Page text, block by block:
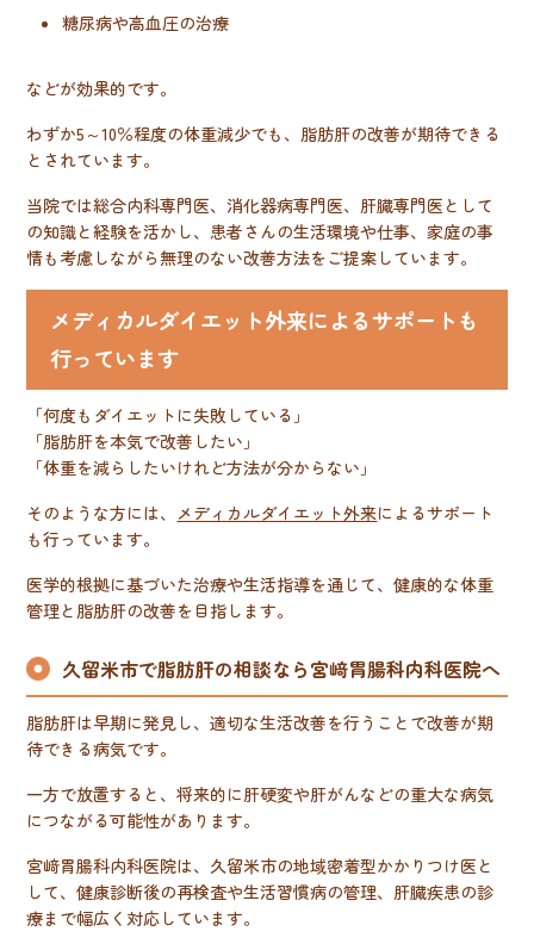
糖尿病や高血圧の治療
などが効果的です。
わずか5～10％程度の体重減少でも、脂肪肝の改善が期待できる
とされています。
当院では総合内科専門医、消化器病専門医、肝臓専門医として
の知識と経験を活かし、患者さんの生活環境や仕事、家庭の事
情も考慮しながら無理のない改善方法をご提案しています。
メディカルダイエット外来によるサポートも
行っています
「何度もダイエットに失敗している」
「脂肪肝を本気で改善したい」
「体重を減らしたいけれど方法が分からない」
そのような方には、 メディカルダイエット外来によるサポート
も行っています。
医学的根拠に基づいた治療や生活指導を通じて、健康的な体重
管理と脂肪肝の改善を目指します。
久留米市で脂肪肝の相談なら宮﨑胃腸科内科医院へ
脂肪肝は早期に発見し、適切な生活改善を行うことで改善が期
待できる病気です。
一方で放置すると、将来的に肝硬変や肝がんなどの重大な病気
につながる可能性があります。
宮﨑胃腸科内科医院は、久留米市の地域密着型かかりつけ医と
して、健康診断後の再検査や生活習慣病の管理、肝臓疾患の診
療まで幅広く対応しています。